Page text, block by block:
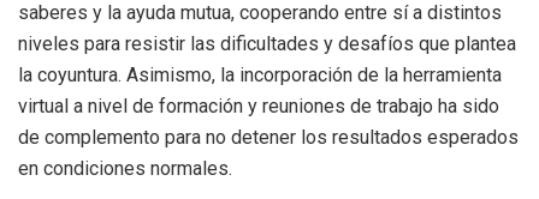
saberes y la ayuda mutua, cooperando entre sí a distintos
niveles para resistir las dificultades y desafíos que plantea
la coyuntura. Asimismo, la incorporación de la herramienta
virtual a nivel de formación y reuniones de trabajo ha sido
de complemento para no detener los resultados esperados
en condiciones normales.